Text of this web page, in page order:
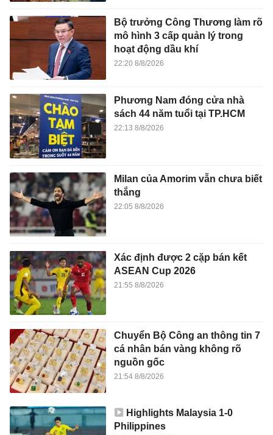
Bộ trưởng Công Thương làm rõ
mô hình 3 cấp quản lý trong
hoạt động dầu khí
22:20 8/8/2026
Phương Nam đóng cửa nhà
sách 44 năm tuổi tại TP.HCM
22:13 8/8/2026
Milan của Amorim vẫn chưa biết
thắng
22:05 8/8/2026
Xác định được 2 cặp bán kết
ASEAN Cup 2026
21:55 8/8/2026
Chuyển Bộ Công an thông tin 7
cá nhân bán vàng không rõ
nguồn gốc
21:54 8/8/2026
Highlights Malaysia 1-0
Philippines